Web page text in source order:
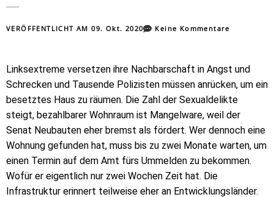
VERÖFFENTLICHT AM09. Okt. 2020 Keine Kommentare
Linksextreme versetzen ihre Nachbarschaft in Angst und
Schrecken und Tausende Polizisten müssen anrücken, um ein
besetztes Haus zu räumen. Die Zahl der Sexualdelikte
steigt, bezahlbarer Wohnraum ist Mangelware, weil der
Senat Neubauten eher bremst als fördert. Wer dennoch eine
Wohnung gefunden hat, muss bis zu zwei Monate warten, um
einen Termin auf dem Amt fürs Ummelden zu bekommen.
Wofür er eigentlich nur zwei Wochen Zeit hat. Die
Infrastruktur erinnert teilweise eher an Entwicklungsländer.